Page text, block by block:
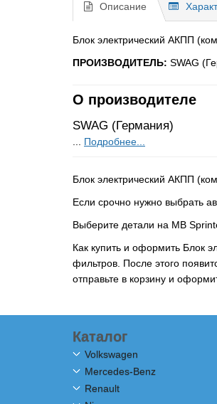
Описание
Блок электрический АКПП
ПРОИЗВОДИТЕЛЬ: SWAG
О производителе
SWAG (Германия)
Подробнее...
Блок электрический АКПП
Если срочно нужно выбрать
Выберите детали на MB
Как купить и оформить Блок
фильтров. После этого
отправьте в корзину и
Каталог
Volkswagen
Mercedes-Benz
Renault